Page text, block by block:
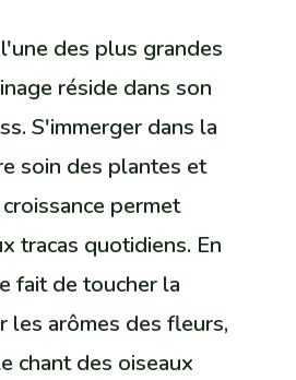
des plus grandes
réside dans son
S'immerger dans la
soin des plantes et
permet
tracas quotidiens. En
fait de toucher la
les arômes des fleurs,
chant des oiseaux